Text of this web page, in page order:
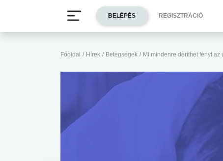
Főoldal / Hírek / Betegségek / Mi mindenre deríthet fényt
BELÉPÉS REGISZTRÁCIÓ